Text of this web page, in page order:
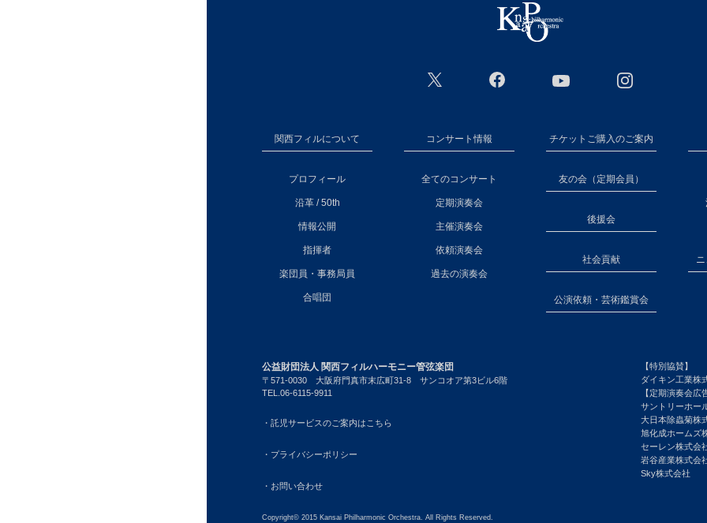
関西フィルについて
プロフィール
沿革 / 50th
情報公開
指揮者
楽団員・事務局員
合唱団
コンサート情報
全てのコンサート
定期演奏会
主催演奏会
依頼演奏会
過去の演奏会
チケットご購入のご案内
友の会（定期会員）
後援会
社会貢献
公演依頼・芸術鑑賞会
公益財団法人 関西フィルハーモニー管弦楽団
〒571-0030 大阪府門真市末広町31-8 サンコオア第3ビル6階
TEL.06-6115-9911
・託児サービスのご案内はこちら
・プライバシーポリシー
・お問い合わせ
【特別協賛】
ダイキン工業株
【定期演奏会広
サントリーホー
大日本除蟲菊株
旭化成ホームズ
セーレン株式会
岩谷産業株式会
Sky株式会社
Copyright© 2015 Kansai Philharmonic Orchestra. All Rights Reserved.